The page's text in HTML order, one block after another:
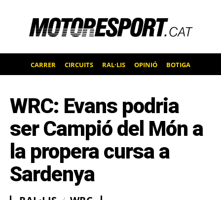
CARRER CIRCUITS RAL·LIS OPINIÓ BOTIGA
WRC: Evans podria
ser Campió del Món a
la propera cursa a
Sardenya